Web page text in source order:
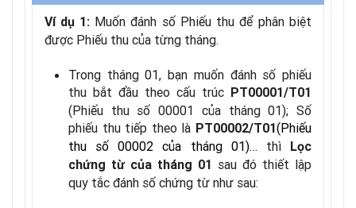
Ví dụ 1: Muốn đánh số Phiếu thu để phân biệt
được Phiếu thu của từng tháng.
Trong tháng 01, bạn muốn đánh số phiếu
thu bắt đầu theo cấu trúc PT00001/T01
(Phiếu thu số 00001 của tháng 01); Số
phiếu thu tiếp theo là PT00002/T01(Phiếu
thu số 00002 của tháng 01)… thì Lọc
chứng từ của tháng 01 sau đó thiết lập
quy tắc đánh số chứng từ như sau: